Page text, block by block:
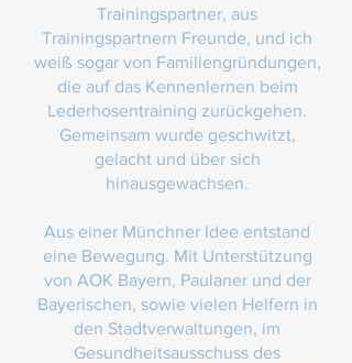
Trainingspartner, aus
Trainingspartnern Freunde, und ich
weiß sogar von Familiengründungen,
die auf das Kennenlernen beim
Lederhosentraining zurückgehen.
Gemeinsam wurde geschwitzt,
gelacht und über sich
hinausgewachsen.
Aus einer Münchner Idee entstand
eine Bewegung. Mit Unterstützung
von AOK Bayern, Paulaner und der
Bayerischen, sowie vielen Helfern in
den Stadtverwaltungen, im
Gesundheitsausschuss des